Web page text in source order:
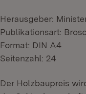
Herausgeber:
Publikationsart:
Format: DIN A4
Seitenzahl: 24
Der Holzbaupreis